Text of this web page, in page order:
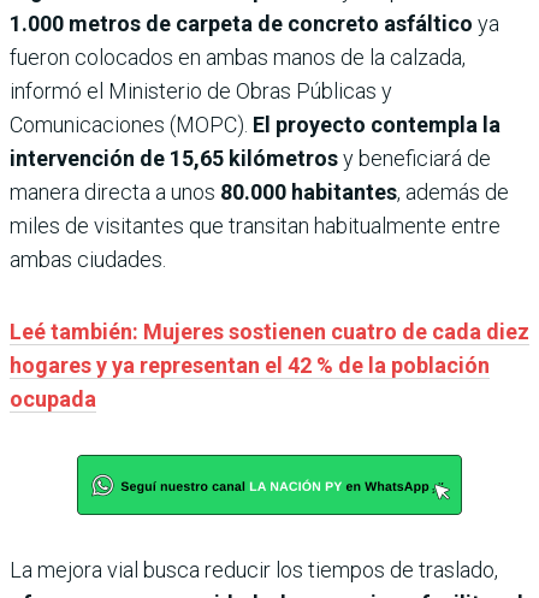
1.000 metros de carpeta de concreto asfáltico ya
fueron colocados en ambas manos de la calzada,
informó el Ministerio de Obras Públicas y
Comunicaciones (MOPC). El proyecto contempla la
intervención de 15,65 kilómetrosy beneficiará de
manera directa a unos 80.000 habitantes, además de
miles de visitantes que transitan habitualmente entre
ambas ciudades.
Leé también: Mujeres sostienen cuatro de cada diez
hogares y ya representan el 42 % de la población
ocupada
La mejora vial busca reducir los tiempos de traslado,